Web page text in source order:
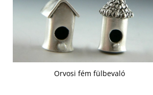
Orvosi fém fülbevaló